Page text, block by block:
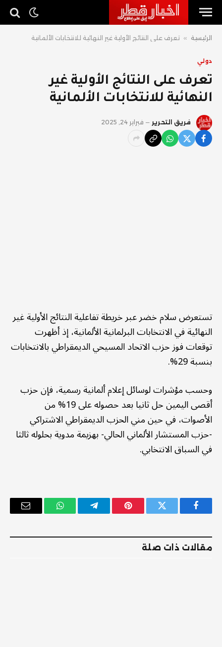
الرئيسية » تعرف على النتائج الأولية غير النهائية للانتخابات الألمانية
دولي
تعرف على النتائج الأولية غير
النهائية للانتخابات الألمانية
فريق التحرير فبراير 24, 2025
تستعرض سلام خضر عبر خريطة تفاعلية النتائج الأولية غير
النهائية في الانتخابات البرلمانية الألمانية، إذ أظهرت
توقعات فوز حزب الاتحاد المسيحي الديمقراطي بالانتخابات
بنسبة 29%.
وحسب مؤشرات لوسائل إعلام ألمانية رسمية، فإن حزب
أقصى اليمين حل ثانيا بعد حصوله على 19% من
الأصوات، في حين مني الحزب الديمقراطي الاشتراكي
-حزب المستشار الألماني الحالي- بهزيمة مدوية بحلوله ثالثا
في السباق الانتخابي.
فيسبوك تويتر بينتيريستتيلقرام واتساب
البريد
مقالات ذات صلة